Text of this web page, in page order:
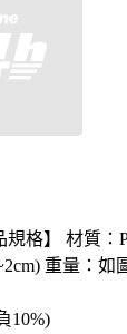
格】 材質：
重量：如
10%)